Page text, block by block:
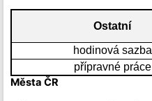
Ostatní
hodinová sazba
přípravné práce
Města ČR